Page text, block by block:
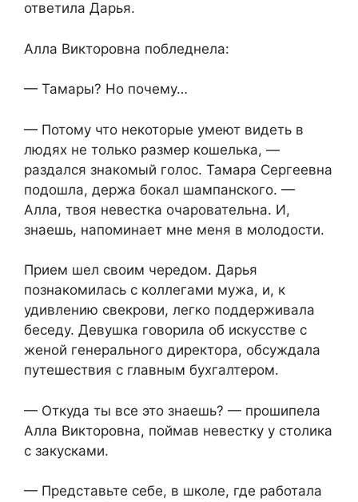
ответила Дарья.
Алла Викторовна побледнела:
— Тамары? Но почему…
— Потому что некоторые умеют видеть в
людях не только размер кошелька, —
раздался знакомый голос. Тамара Сергеевна
подошла, держа бокал шампанского. —
Алла, твоя невестка очаровательна. И,
знаешь, напоминает мне меня в молодости.
Прием шел своим чередом. Дарья
познакомилась с коллегами мужа, и, к
удивлению свекрови, легко поддерживала
беседу. Девушка говорила об искусстве с
женой генерального директора, обсуждала
путешествия с главным бухгалтером.
— Откуда ты все это знаешь? — прошипела
Алла Викторовна, поймав невестку у столика
с закусками.
— Представьте себе, в школе, где работала